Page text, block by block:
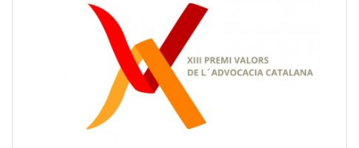
d
e
e
s
i
n